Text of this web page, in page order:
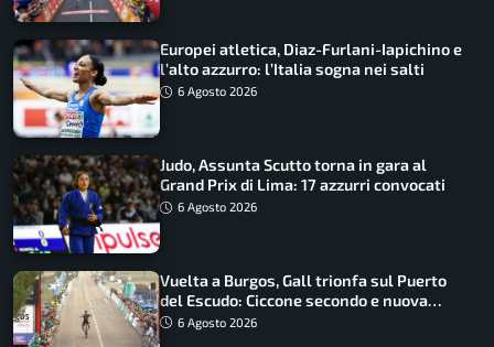
Europei atletica, Diaz-Furlani-Iapichino e
l’alto azzurro: l’Italia sogna nei salti
6 Agosto 2026
Judo, Assunta Scutto torna in gara al
Grand Prix di Lima: 17 azzurri convocati
6 Agosto 2026
Vuelta a Burgos, Gall trionfa sul Puerto
del Escudo: Ciccone secondo e nuova
maglia di leader
6 Agosto 2026